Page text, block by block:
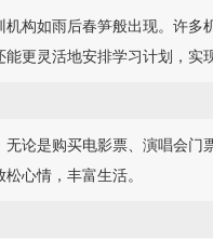
构如雨后春笋般出现。许
更灵活地安排学习计划，实
论是购买电影票、演唱会
心情，丰富生活。